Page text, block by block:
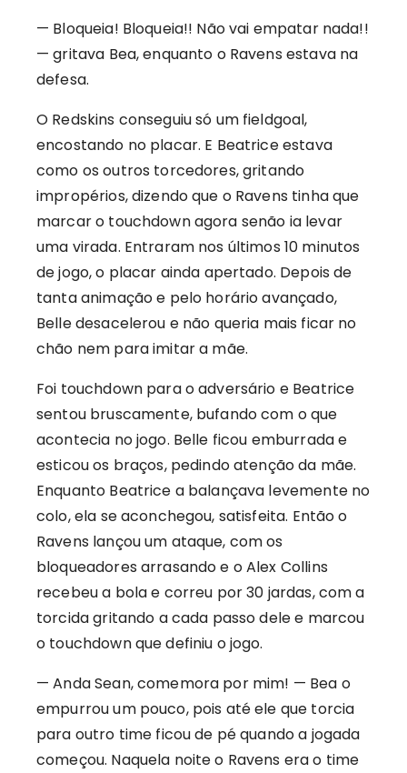
— Bloqueia! Bloqueia!! Não vai empatar nada!!
— gritava Bea, enquanto o Ravens estava na
defesa.
O Redskins conseguiu só um fieldgoal,
encostando no placar. E Beatrice estava
como os outros torcedores, gritando
impropérios, dizendo que o Ravens tinha que
marcar o touchdown agora senão ia levar
uma virada. Entraram nos últimos 10 minutos
de jogo, o placar ainda apertado. Depois de
tanta animação e pelo horário avançado,
Belle desacelerou e não queria mais ficar no
chão nem para imitar a mãe.
Foi touchdown para o adversário e Beatrice
sentou bruscamente, bufando com o que
acontecia no jogo. Belle ficou emburrada e
esticou os braços, pedindo atenção da mãe.
Enquanto Beatrice a balançava levemente no
colo, ela se aconchegou, satisfeita. Então o
Ravens lançou um ataque, com os
bloqueadores arrasando e o Alex Collins
recebeu a bola e correu por 30 jardas, com a
torcida gritando a cada passo dele e marcou
o touchdown que definiu o jogo.
— Anda Sean, comemora por mim! — Bea o
empurrou um pouco, pois até ele que torcia
para outro time ficou de pé quando a jogada
começou. Naquela noite o Ravens era o time